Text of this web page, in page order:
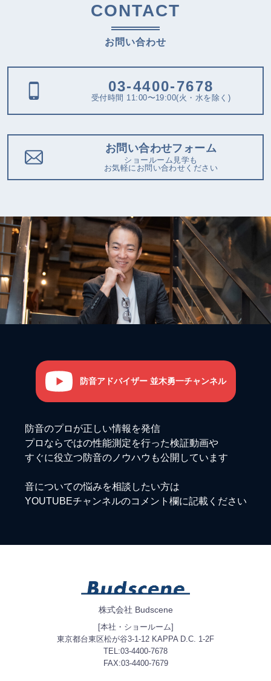
CONTACT
お問い合わせ
03-4400-7678
受付時間 11:00〜19:00(火・水を除く)
お問い合わせフォーム
ショールーム見学も
お気軽にお問い合わせください
防音アドバイザー 並木勇一チャンネル
防音のプロが正しい情報を発信
プロならではの性能測定を行った検証動画や
すぐに役立つ防音のノウハウも公開しています
音についての悩みを相談したい方は
YOUTUBEチャンネルのコメント欄に記載ください
株式会社 Budscene
[本社・ショールーム]
東京都台東区松が谷3-1-12 KAPPA D.C. 1-2F
TEL:03-4400-7678
FAX:03-4400-7679